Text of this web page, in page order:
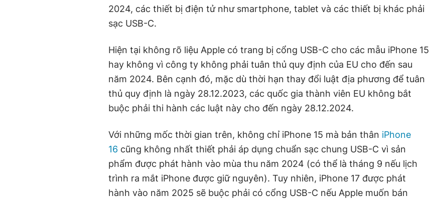
2024, các thiết bị điện tử như smartphone, tablet và các thiết bị khác phải
sạc USB-C.
Hiện tại không rõ liệu Apple có trang bị cổng USB-C cho các mẫu iPhone 15
hay không vì công ty không phải tuân thủ quy định của EU cho đến sau
năm 2024. Bên cạnh đó, mặc dù thời hạn thay đổi luật địa phương để tuân
thủ quy định là ngày 28.12.2023, các quốc gia thành viên EU không bắt
buộc phải thi hành các luật này cho đến ngày 28.12.2024.
Với những mốc thời gian trên, không chỉ iPhone 15 mà bản thân iPhone
16 cũng không nhất thiết phải áp dụng chuẩn sạc chung USB-C vì sản
phẩm được phát hành vào mùa thu năm 2024 (có thể là tháng 9 nếu lịch
trình ra mắt iPhone được giữ nguyên). Tuy nhiên, iPhone 17 được phát
hành vào năm 2025 sẽ buộc phải có cổng USB-C nếu Apple muốn bán